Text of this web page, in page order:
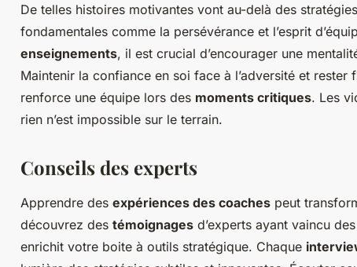
De telles histoires motivantes vont au-delà des
fondamentales comme la persévérance et l’esprit
enseignements, il est crucial d’encourager une
Maintenir la confiance en soi face à l’adversité et rester
renforce une équipe lors des moments critiques. Les
rien n’est impossible sur le terrain.
Conseils des experts
Apprendre des expériences des coaches peut
découvrez des témoignages d’experts ayant vaincu
enrichit votre boite à outils stratégique. Chaque